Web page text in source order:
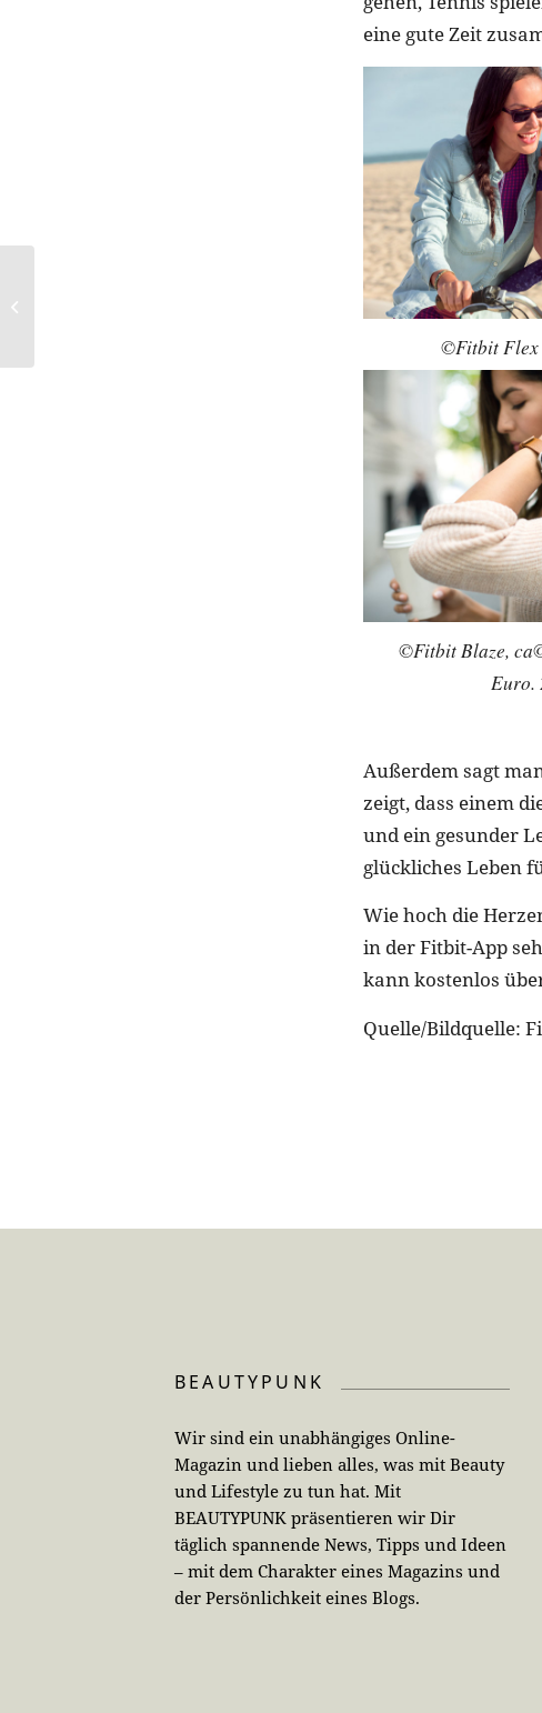
eine gute Zeit
©Fitbit Flex
©Fitbit Blaze,
Euro.
Außerdem sagt
zeigt, dass einem
und ein gesunder
glückliches Leben
Wie hoch die
in der Fitbit-App
kann kostenlos
Quelle/Bildquelle:
BEAUTYPUNK
Wir sind ein unabhängiges Online-
Magazin und lieben alles, was mit Beauty
und Lifestyle zu tun hat. Mit
BEAUTYPUNK präsentieren wir Dir
täglich spannende News, Tipps und Ideen
– mit dem Charakter eines Magazins und
der Persönlichkeit eines Blogs.